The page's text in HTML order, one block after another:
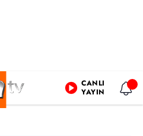
CANLI
YAYIN